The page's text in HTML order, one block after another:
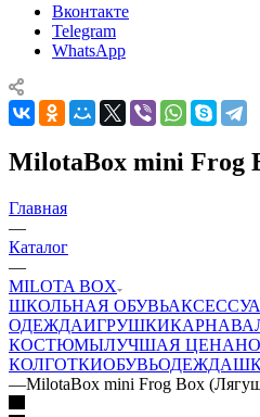
Вконтакте
Telegram
WhatsApp
MilotaBox mini Frog
Главная
—
Каталог
—
MILOTA BOX
ШКОЛЬНАЯ ОБУВЬ
ОДЕЖДАИГРУШКИ
КОСТЮМЫЛУЧШАЯ ЦЕНА
КОЛГОТКИОБУВЬОДЕЖДА
—MilotaBox mini Frog Box